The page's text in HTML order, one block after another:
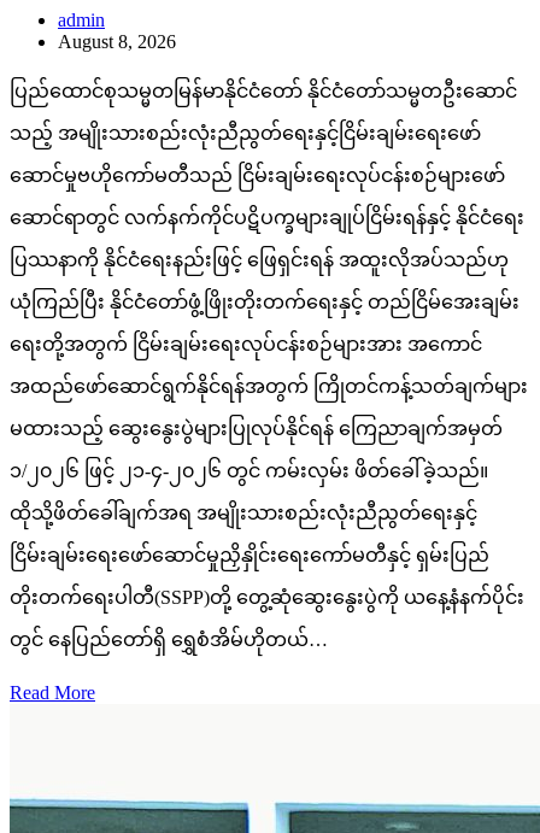
admin
August 8, 2026
ပြည်ထောင်စုသမ္မတမြန်မာနိုင်ငံတော် နိုင်ငံတော်သမ္မတဦးဆောင်
သည့် အမျိုးသားစည်းလုံးညီညွတ်ရေးနှင့်ငြိမ်းချမ်းရေးဖော်
ဆောင်မှုဗဟိုကော်မတီသည် ငြိမ်းချမ်းရေးလုပ်ငန်းစဉ်များဖော်
ဆောင်ရာတွင် လက်နက်ကိုင်ပဋိပက္ခများချုပ်ငြိမ်းရန်နှင့် နိုင်ငံရေး
ပြဿနာကို နိုင်ငံရေးနည်းဖြင့် ဖြေရှင်းရန် အထူးလိုအပ်သည်ဟု
ယုံကြည်ပြီး နိုင်ငံတော်ဖွံ့ဖြိုးတိုးတက်ရေးနှင့် တည်ငြိမ်အေးချမ်း
ရေးတို့အတွက် ငြိမ်းချမ်းရေးလုပ်ငန်းစဉ်များအား အကောင်
အထည်ဖော်ဆောင်ရွက်နိုင်ရန်အတွက် ကြိုတင်ကန့်သတ်ချက်များ
မထားသည့် ဆွေးနွေးပွဲများပြုလုပ်နိုင်ရန် ကြေညာချက်အမှတ်
၁/၂၀၂၆ ဖြင့် ၂၁-၄-၂၀၂၆ တွင် ကမ်းလှမ်း ဖိတ်ခေါ်ခဲ့သည်။
ထိုသို့ဖိတ်ခေါ်ချက်အရ အမျိုးသားစည်းလုံးညီညွတ်ရေးနှင့်
ငြိမ်းချမ်းရေးဖော်ဆောင်မှုညှိနှိုင်းရေးကော်မတီနှင့် ရှမ်းပြည်
တိုးတက်ရေးပါတီ(SSPP)တို့ တွေ့ဆုံဆွေးနွေးပွဲကို ယနေ့နံနက်ပိုင်း
တွင် နေပြည်တော်ရှိ ရွှေစံအိမ်ဟိုတယ်…
Read More